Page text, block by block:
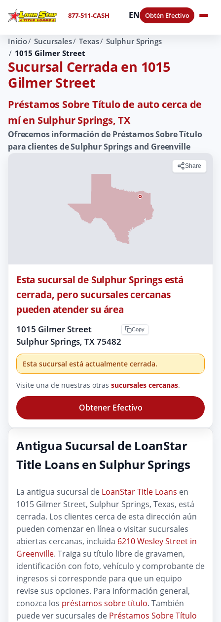
877-511-CASH EN Obtén Efectivo
Inicio Sucursales Texas
Sulphur Springs
1015 Gilmer Street
Sucursal Cerrada en 1015
Gilmer Street
Préstamos Sobre Título de auto cerca de
mí en Sulphur Springs, TX
Ofrecemos información de Préstamos Sobre Título
para clientes de Sulphur Springs and Greenville
Share
Esta sucursal de Sulphur Springs está
cerrada, pero sucursales cercanas
pueden atender su área
1015 Gilmer Street
Sulphur Springs, TX 75482
Copy
Esta sucursal está actualmente cerrada.
Visite una de nuestras otras sucursales cercanas.
Obtener Efectivo
Antigua Sucursal de LoanStar
Title Loans en Sulphur Springs
La antigua sucursal de LoanStar Title Loans en
1015 Gilmer Street, Sulphur Springs, Texas, está
cerrada. Los clientes cerca de esta dirección aún
pueden comenzar en línea o visitar sucursales
abiertas cercanas, incluida 6210 Wesley Street in
Greenville. Traiga su título libre de gravamen,
identificación con foto, vehículo y comprobante de
ingresos si corresponde para que un equipo
revise sus opciones. Para información general,
conozca los préstamos sobre título. También
puede ver sucursales de Préstamos Sobre Título